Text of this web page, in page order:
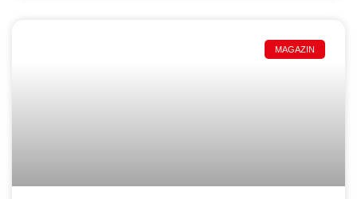
MAGAZIN